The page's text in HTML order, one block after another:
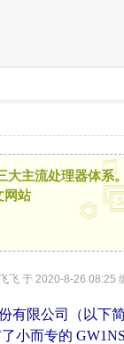
主流处理器体系
网站
飞 于 2020-8-26 08:25
有限公司（以下
小而专的